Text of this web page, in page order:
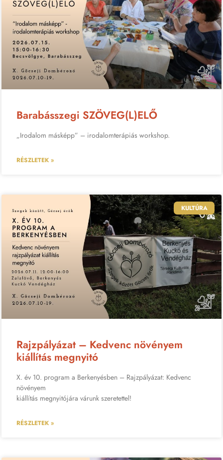
Barabásszegi SZÖVEG(L)ELŐ
„Irodalom másképp” – irodalomterápiás workshop.
RÉSZLETEK »
KULTÚRA
Rajzpályázat – Kedvenc növényem
kiállítás megnyitó
X. év 10. program a Berkenyésben – Rajzpályázat: Kedvenc
növényem
kiállítás megnyitójára várunk szeretettel!
RÉSZLETEK »